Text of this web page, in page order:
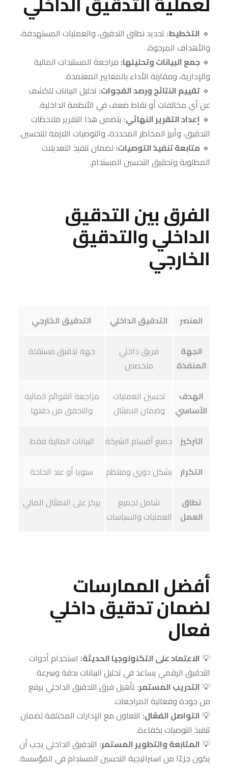
🔹 التخطيط: تحديد نطاق التدقيق، والعمليات المستهدفة،
والأهداف المرجوة.
🔹 جمع البيانات وتحليلها: مراجعة المستندات المالية
والإدارية، ومقارنة الأداء بالمعايير المعتمدة.
🔹 تقييم النتائج ورصد الفجوات: تحليل البيانات للكشف
عن أي مخالفات أو نقاط ضعف في الأنظمة الداخلية.
🔹 إعداد التقرير النهائي: يتضمن هذا التقرير ملاحظات
التدقيق، وأبرز المخاطر المحددة، والتوصيات اللازمة للتحسين.
🔹 متابعة تنفيذ التوصيات: لضمان تنفيذ التعديلات
المطلوبة وتحقيق التحسين المستدام.
الفرق بين التدقيق
الداخلي والتدقيق
الخارجي
العنصر التدقيق الداخلي
التدقيق الخارجي
الجهة
المنفذة
فريق داخلي
متخصص
جهة تدقيق مستقلة
الهدف
الأساسي
تحسين العمليات
وضمان الامتثال
مراجعة القوائم المالية
والتحقق من دقتها
التركيز جميع أقسام الشركة
البيانات المالية فقط
التكرار بشكل دوري ومنتظم
سنويا أو عند الحاجة
نطاق
العمل
شامل لجميع
العمليات والسياسات
يركز على الامتثال المالي
أفضل الممارسات
لضمان تدقيق داخلي
فعال
💡 الاعتماد على التكنولوجيا الحديثة: استخدام أدوات
التدقيق الرقمي يساعد في تحليل البيانات بدقة وسرعة.
💡 التدريب المستمر: تأهيل فرق التدقيق الداخلي يرفع
من جودة وفعالية المراجعات.
💡 التواصل الفعّال: التعاون مع الإدارات المختلفة لضمان
تنفيذ التوصيات بكفاءة.
💡 المتابعة والتطوير المستمر: التدقيق الداخلي يجب أن
يكون جزءًا من استراتيجية التحسين المستدام في المؤسسة.